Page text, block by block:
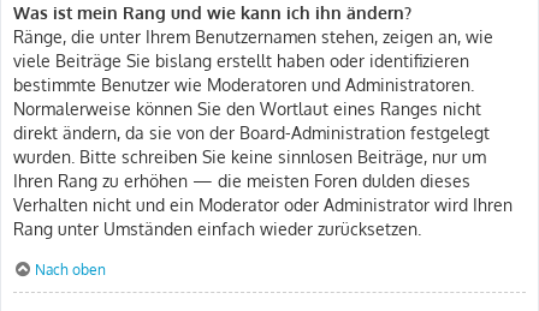
Was ist mein Rang und wie kann ich ihn ändern?
Ränge, die unter Ihrem Benutzernamen stehen, zeigen an, wie
viele Beiträge Sie bislang erstellt haben oder identifizieren
bestimmte Benutzer wie Moderatoren und Administratoren.
Normalerweise können Sie den Wortlaut eines Ranges nicht
direkt ändern, da sie von der Board-Administration festgelegt
wurden. Bitte schreiben Sie keine sinnlosen Beiträge, nur um
Ihren Rang zu erhöhen — die meisten Foren dulden dieses
Verhalten nicht und ein Moderator oder Administrator wird Ihren
Rang unter Umständen einfach wieder zurücksetzen.
Nach oben